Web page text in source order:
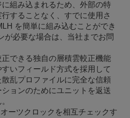
組み込まれるため、外部の特
することなく、すでに使用さ
を簡単に組み込むことができ
が必要な場合は、当社までお問
できる独自の層積雲較正機能
いフィールド方式を採用して
乱プロファイルに完全な信頼
ョンのためにユニットを返送
ーツクロックを相互チェックす